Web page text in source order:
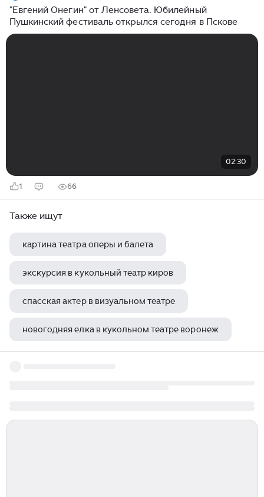
"Евгений Онегин" от Ленсовета. Юбилейный
Пушкинский фестиваль открылся сегодня в Пскове
02:30
1 66
Также ищут
картина театра оперы и балета
экскурсия в кукольный театр киров
спасская актер в визуальном театре
новогодняя елка в кукольном театре воронеж